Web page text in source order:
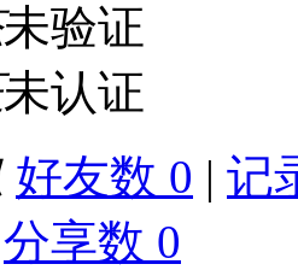
未验证
未认证
好友数 0 | 记
分享数 0